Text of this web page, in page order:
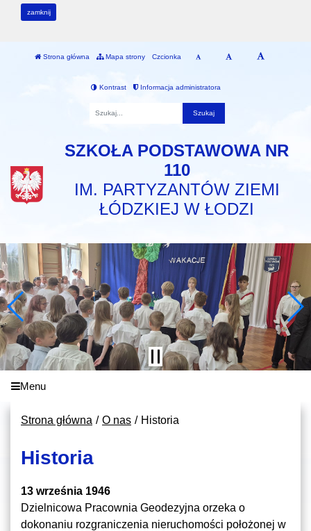
zamknij
Strona główna Mapa strony Czcionka
Kontrast Informacja administratora
SZKOŁA PODSTAWOWA NR
110
IM. PARTYZANTÓW ZIEMI
ŁÓDZKIEJ W ŁODZI
Menu
Strona główna O nas Historia
Historia
13 września 1946
Dzielnicowa Pracownia Geodezyjna orzeka o
dokonaniu rozgraniczenia nieruchomości położonej w